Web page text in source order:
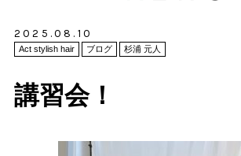
2025.08.10
Act stylish hair ブログ 杉浦 元人
講習会！